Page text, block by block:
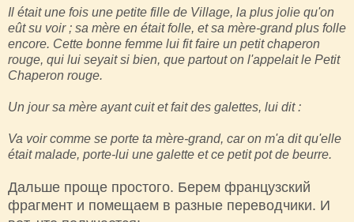
Il était une fois une petite fille de Village, la plus jolie qu'on
eût su voir ; sa mère en était folle, et sa mère-grand plus folle
encore. Cette bonne femme lui fit faire un petit chaperon
rouge, qui lui seyait si bien, que partout on l'appelait le Petit
Chaperon rouge.
Un jour sa mère ayant cuit et fait des galettes, lui dit :
Va voir comme se porte ta mère-grand, car on m'a dit qu'elle
était malade, porte-lui une galette et ce petit pot de beurre.
Дальше проще простого. Берем французский
фрагмент и помещаем в разные переводчики. И